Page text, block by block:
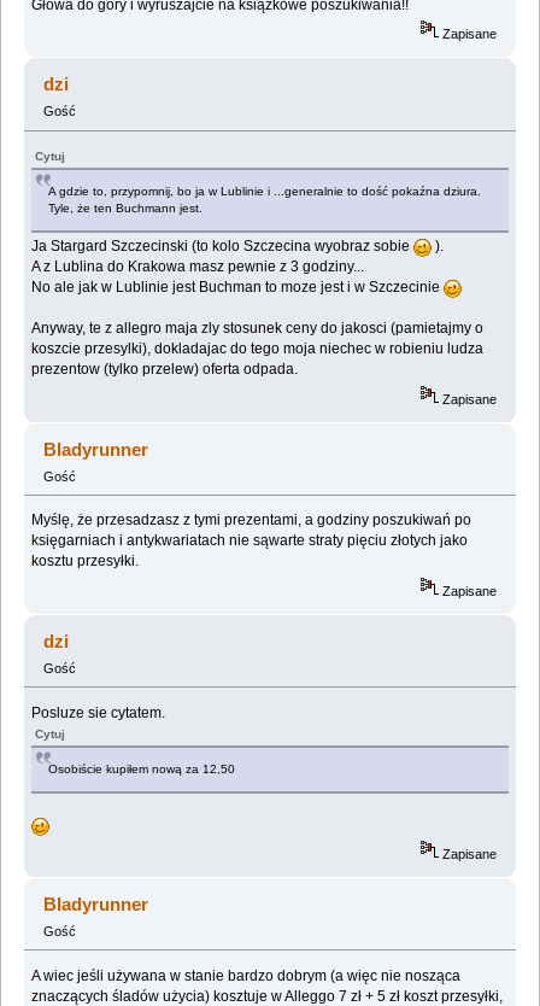
Głowa do góry i wyruszajcie na książkowe poszukiwania!!
Zapisane
dzi
Gość
Cytuj
A gdzie to, przypomnij, bo ja w Lublinie i ...generalnie to dość pokaźna dziura.
Tyle, że ten Buchmann jest.
Ja Stargard Szczecinski (to kolo Szczecina wyobraz sobie
).
A z Lublina do Krakowa masz pewnie z 3 godziny...
No ale jak w Lublinie jest Buchman to moze jest i w Szczecinie
Anyway, te z allegro maja zly stosunek ceny do jakosci (pamietajmy o
koszcie przesylki), dokladajac do tego moja niechec w robieniu ludza
prezentow (tylko przelew) oferta odpada.
Zapisane
Bladyrunner
Gość
Myślę, że przesadzasz z tymi prezentami, a godziny poszukiwań po
księgarniach i antykwariatach nie sąwarte straty pięciu złotych jako
kosztu przesyłki.
Zapisane
dzi
Gość
Posluze sie cytatem.
Cytuj
Osobiście kupiłem nową za 12,50
Zapisane
Bladyrunner
Gość
A wiec jeśli używana w stanie bardzo dobrym (a więc nie nosząca
znaczących śladów użycia) kosztuje w Alleggo 7 zł + 5 zł koszt przesyłki,